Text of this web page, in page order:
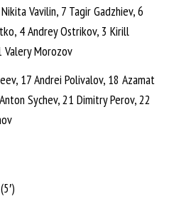
Vavilin, 7 Tagir Gadzhiev, 6
4 Andrey Ostrikov, 3 Kirill
Valery Morozov
17 Andrei Polivalov, 18 Azamat
Sychev, 21 Dimitry Perov, 22